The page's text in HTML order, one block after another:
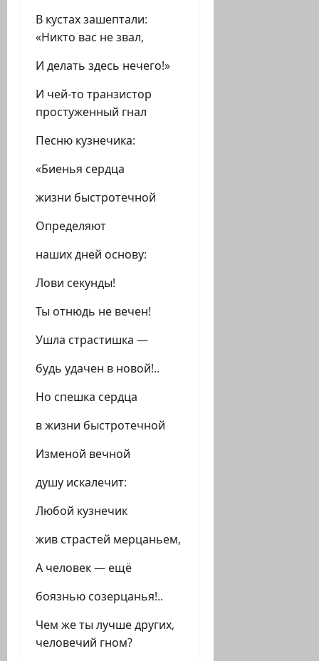
В кустах зашептали:
«Никто вас не звал,
И делать здесь нечего!»
И чей-то транзистор
простуженный гнал
Песню кузнечика:
«Биенья сердца
жизни быстротечной
Определяют
наших дней основу:
Лови секунды!
Ты отнюдь не вечен!
Ушла страстишка —
будь удачен в новой!..
Но спешка сердца
в жизни быстротечной
Изменой вечной
душу искалечит:
Любой кузнечик
жив страстей мерцаньем,
А человек — ещё
боязнью созерцанья!..
Чем же ты лучше других,
человечий гном?